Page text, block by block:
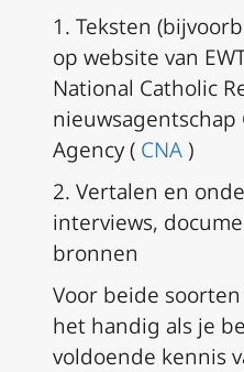
1. Teksten
op website van
National Catholic
nieuwsagentschap
Agency ( CNA)
2. Vertalen en
interviews,
bronnen
Voor beide
het handig als je
voldoende kennis